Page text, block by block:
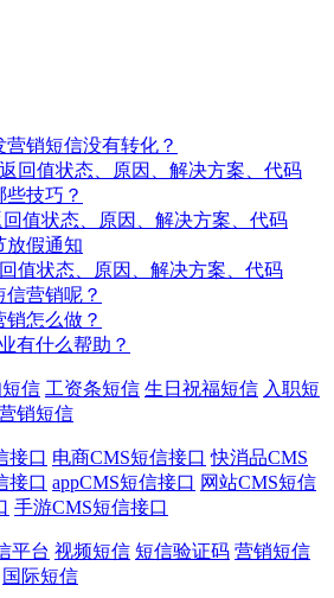
销短信没有转化？
回值状态、原因、解决方案、代码
技巧？
回值状态、原因、解决方案、代码
放假通知
值状态、原因、解决方案、代码
营销呢？
怎么做？
有什么帮助？
信 工资条短信 生日祝福短信 入职短
销短信
接口 电商CMS短信接口 快消品CMS
接口 appCMS短信接口 网站CMS短信
手游CMS短信接口
平台 视频短信 短信验证码 营销短信
国际短信